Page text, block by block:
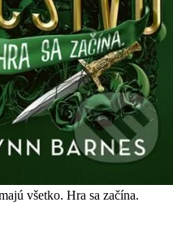
všetko. Hra sa začína.